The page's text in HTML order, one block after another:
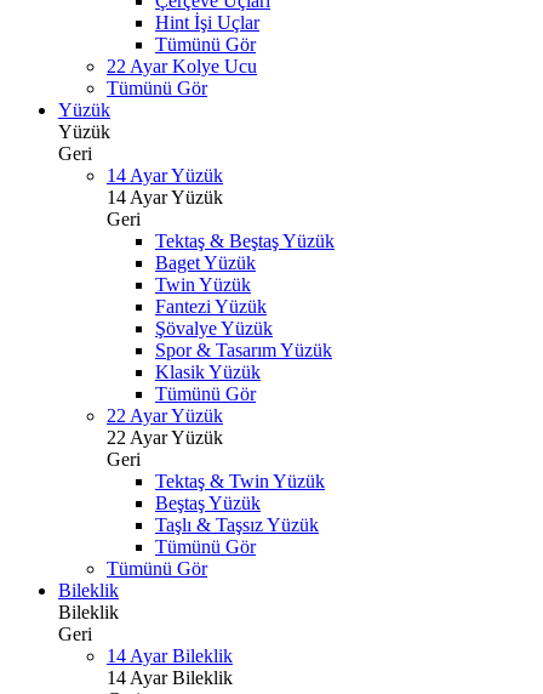
Hint İşi Uçlar
Tümünü Gör
22 Ayar Kolye Ucu
Tümünü Gör
Yüzük
Yüzük
Geri
14 Ayar Yüzük
14 Ayar Yüzük
Geri
Tektaş & Beştaş Yüzük
Baget Yüzük
Twin Yüzük
Fantezi Yüzük
Şövalye Yüzük
Spor & Tasarım Yüzük
Klasik Yüzük
Tümünü Gör
22 Ayar Yüzük
22 Ayar Yüzük
Geri
Tektaş & Twin Yüzük
Beştaş Yüzük
Taşlı & Taşsız Yüzük
Tümünü Gör
Tümünü Gör
Bileklik
Bileklik
Geri
14 Ayar Bileklik
14 Ayar Bileklik